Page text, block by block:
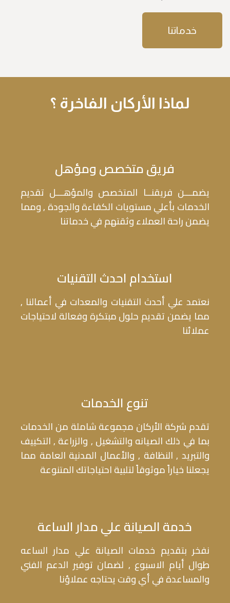
خدماتنا
لماذا الأركان الفاخرة ؟
فريق متخصص ومؤهل
يضمـــن فريقنــا المتخصص والمؤهـــل تقديم
الخدمات بأعلي مستويات الكفاءة والجودة , ومما
يضمن راحة العملاء وثقتهم في خدماتنا
استخدام احدث التقنيات
نعتمد علي أحدث التقنيات والمعدات في أعمالنا ,
مما يضمن تقديم حلول مبتكرة وفعالة لاحتياجات
عملائنا
تنوع الخدمات
تقدم شركة الأركان مجموعة شاملة من الخدمات
بما في ذلك الصيانه والتشغيل , والزراعة , التكييف
والتبريد , النظافة , والأعمال المدنية العامة مما
يجعلنا خياراً موثوقاً لتلبية احتياجاتك المتنوعة
خدمة الصيانة علي مدار الساعة
نفخر بتقديم خدمات الصيانة علي مدار الساعه
طوال أيام الاسبوع , لضمان توفير الدعم الفني
والمساعدة في أي وقت يحتاجه عملاؤنا